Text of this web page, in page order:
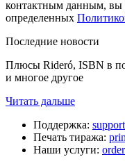
контактным данным, вы
определенных
Последние новости
Плюсы Rideró, ISBN в
и многое другое
Читать дальше
Поддержка:
Печать тиража:
Наши услуги: